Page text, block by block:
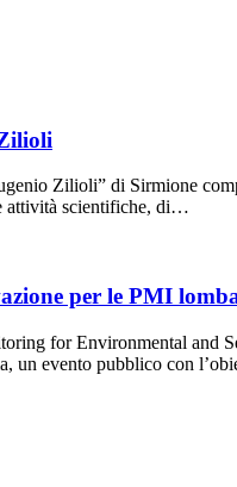
Zilioli” di Sirmione
attività scientifiche, di…
per le PMI
for Environmental and
un evento pubblico con